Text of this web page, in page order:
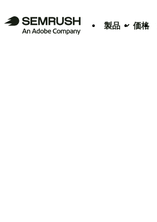
製品 価格